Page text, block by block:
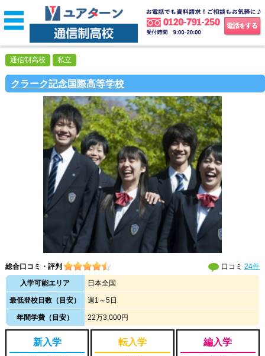
クラーク記念国際高等学校
通信制高校 私立
総合口コミ・評判 口コミ24件
入学可能エリア
日本全国
最低登校日数（目安） 週1～5日
年間学費（目安） 22万3,000円
新入学
転入学
編入学